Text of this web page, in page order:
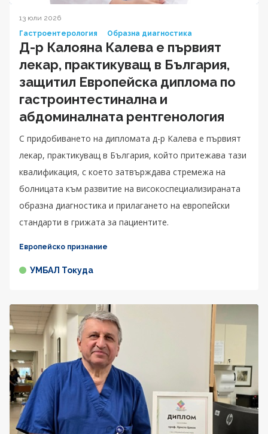
13 юли 2026
Гастроентерология
Образна диагностика
Д-р Калояна Калева е първият
лекар, практикуващ в България,
защитил Европейска диплома по
гастроинтестинална и
абдоминалната рентгенология
С придобиването на дипломата д-р Калева е първият
лекар, практикуващ в България, който притежава тази
квалификация, с което затвърждава стремежа на
болницата към развитие на високоспециализираната
образна диагностика и прилагането на европейски
стандарти в грижата за пациентите.
Европейско признание
УМБАЛ Токуда